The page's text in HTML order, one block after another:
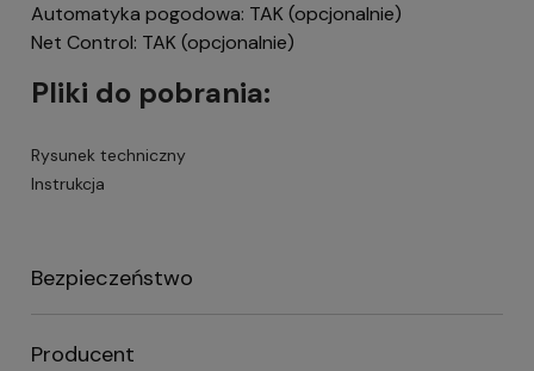
Automatyka pogodowa: TAK (opcjonalnie)
Net Control: TAK (opcjonalnie)
Pliki do pobrania:
Rysunek techniczny
Instrukcja
Bezpieczeństwo
Producent